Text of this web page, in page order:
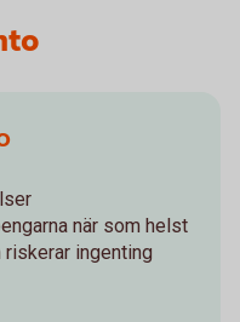
när som helst
riskerar ingenting